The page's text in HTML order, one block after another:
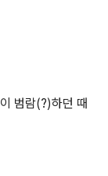
범람(?)하던 때